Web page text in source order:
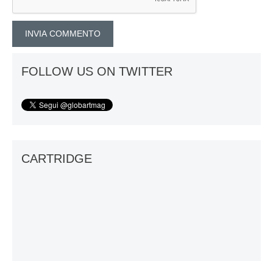
FOLLOW US ON TWITTER
CARTRIDGE